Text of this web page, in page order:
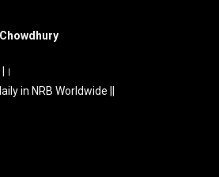
in NRB Worldwide ||